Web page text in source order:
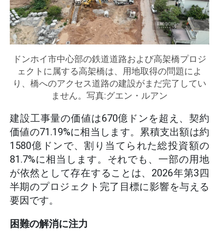
ドンホイ市中心部の鉄道道路および高架橋プロジ
ェクトに属する高架橋は、用地取得の問題によ
り、橋へのアクセス道路の建設がまだ完了してい
ません。写真:グエン・ルアン
建設工事量の価値は670億ドンを超え、契約
価値の71.19%に相当します。累積支出額は約
1580億ドンで、割り当てられた総投資額の
81.7%に相当します。それでも、一部の用地
が依然として存在することは、2026年第3四
半期のプロジェクト完了目標に影響を与える
要因です。
困難の解消に注力